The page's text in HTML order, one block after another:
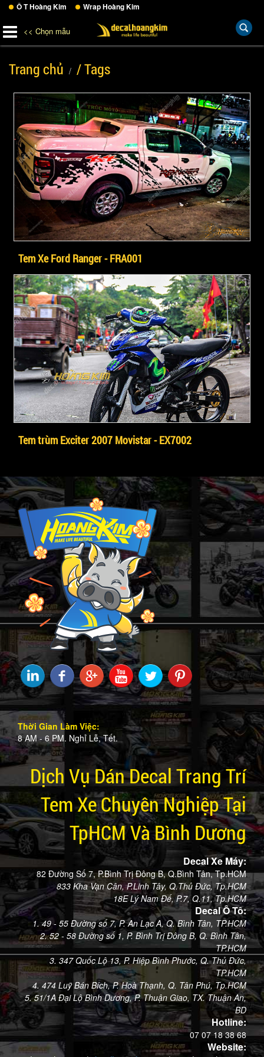
Ô T Hoàng Kim Wrap Hoàng Kim
<< Chọn mẫu
Trang chủ / Tags
Tem Xe Ford Ranger - FRA001
Tem trùm Exciter 2007 Movistar - EX7002
Thời Gian Làm Việc:
8 AM - 6 PM. Nghỉ Lễ, Tết.
Dịch Vụ Dán Decal Trang Trí
Tem Xe Chuyên Nghiệp Tại
TpHCM Và Bình Dương
Decal Xe Máy:
82 Đường Số 7, P.Bình Trị Đông B, Q.Bình Tân, Tp.HCM
833 Kha Vạn Cân, P.Linh Tây, Q.Thủ Đức, Tp.HCM
18E Lý Nam Đế, P.7, Q.11, Tp.HCM
Decal Ô Tô:
1. 49 - 55 Đường số 7, P. An Lạc A, Q. Bình Tân, TP.HCM
2. 52 - 58 Đường số 1, P. Bình Trị Đông B, Q. Bình Tân,
TP.HCM
3. 347 Quốc Lộ 13, P. Hiệp Bình Phước, Q. Thủ Đức,
TP.HCM
4. 474 Luỹ Bán Bích, P. Hoà Thạnh, Q. Tân Phú, Tp.HCM
5. 51/1A Đại Lộ Bình Dương, P. Thuận Giao, TX. Thuận An,
BD
Hotline:
07 07 18 38 68
Website: